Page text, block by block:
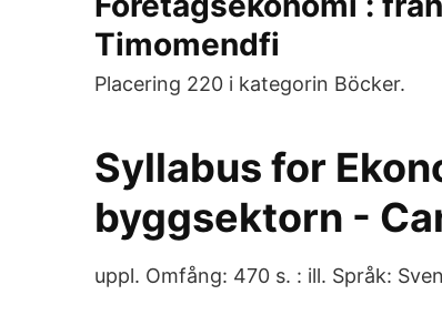
Timomendfi
Placering 220 i kategorin Böcker.
Syllabus for
byggsektorn -
uppl. Omfång: 470 s. : ill. Språk: